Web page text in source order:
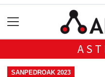
SANPEDROAK 2023